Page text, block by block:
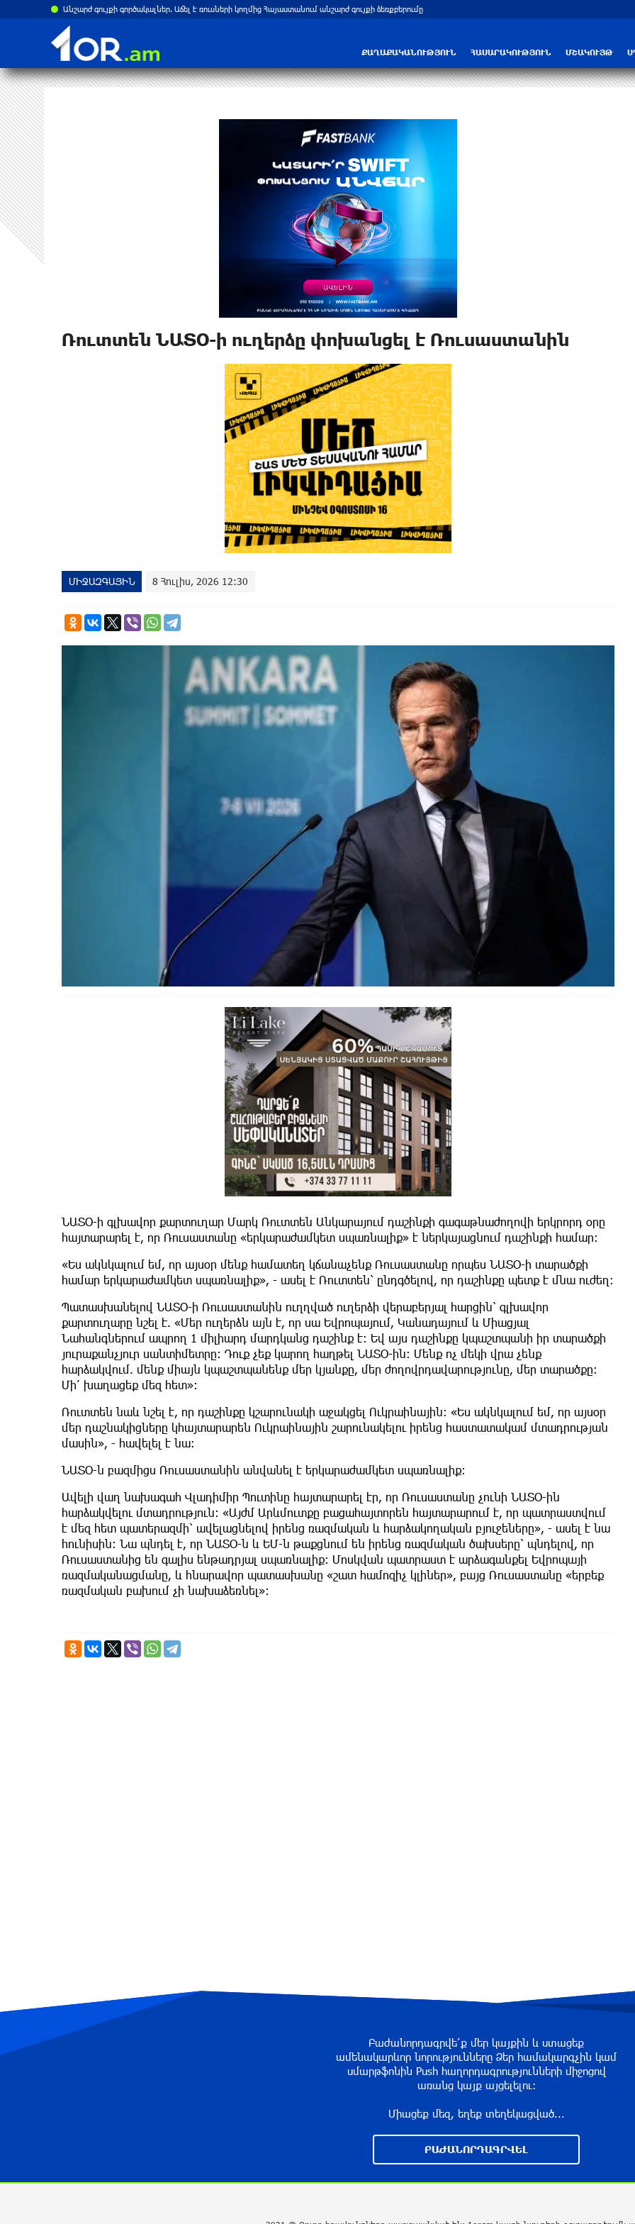
Անշարժ գույքի գործակալներ. Աճել է ռուսների կողմից Հայաստանում անշարժ գույքի ձեռքբերումը
ՔԱՂԱՔԱԿԱՆՈՒԹՅՈՒՆ ՀԱՍԱՐԱԿՈՒԹՅՈՒՆ ՄՇԱԿՈՒՅԹ
Ռուտտեն ՆԱՏՕ-ի ուղերձը փոխանցել է Ռուսաստանին
ՄԻՋԱԶԳԱՅԻՆ 8 Հուլիս, 2026 12:30
ՆԱՏՕ-ի գլխավոր քարտուղար Մարկ Ռուտտեն Անկարայում դաշինքի գագաթնաժողովի երկրորդ օրը
հայտարարել է, որ Ռուսաստանը «երկարաժամկետ սպառնալիք» է ներկայացնում դաշինքի համար:
«Ես ակնկալում եմ, որ այսօր մենք համատեղ կճանաչենք Ռուսաստանը որպես ՆԱՏՕ-ի տարածքի
համար երկարաժամկետ սպառնալիք», - ասել է Ռուտտեն՝ ընդգծելով, որ դաշինքը պետք է մնա ուժեղ:
Պատասխանելով ՆԱՏՕ-ի Ռուսաստանին ուղղված ուղերձի վերաբերյալ հարցին՝ գլխավոր
քարտուղարը նշել է. «Մեր ուղերձն այն է, որ սա Եվրոպայում, Կանադայում և Միացյալ
Նահանգներում ապրող 1 միլիարդ մարդկանց դաշինք է: Եվ այս դաշինքը կպաշտպանի իր տարածքի
յուրաքանչյուր սանտիմետրը: Դուք չեք կարող հաղթել ՆԱՏՕ-ին: Մենք ոչ մեկի վրա չենք
հարձակվում. մենք միայն կպաշտպանենք մեր կյանքը, մեր ժողովրդավարությունը, մեր տարածքը:
Մի՛ խաղացեք մեզ հետ»:
Ռուտտեն նաև նշել է, որ դաշինքը կշարունակի աջակցել Ուկրաինային: «Ես ակնկալում եմ, որ այսօր
մեր դաշնակիցները կհայտարարեն Ուկրաինային շարունակելու իրենց հաստատակամ մտադրության
մասին», - հավելել է նա:
ՆԱՏՕ-ն բազմիցս Ռուսաստանին անվանել է երկարաժամկետ սպառնալիք:
Ավելի վաղ նախագահ Վլադիմիր Պուտինը հայտարարել էր, որ Ռուսաստանը չունի ՆԱՏՕ-ին
հարձակվելու մտադրություն: «Այժմ Արևմուտքը բացահայտորեն հայտարարում է, որ պատրաստվում
է մեզ հետ պատերազմի՝ ավելացնելով իրենց ռազմական և հարձակողական բյուջեները», - ասել է նա
հունիսին։ Նա պնդել է, որ ՆԱՏՕ-ն և ԵՄ-ն թաքցնում են իրենց ռազմական ծախսերը՝ պնդելով, որ
Ռուսաստանից են գալիս ենթադրյալ սպառնալիք։ Մոսկվան պատրաստ է արձագանքել Եվրոպայի
ռազմականացմանը, և հնարավոր պատասխանը «շատ համոզիչ կլիներ», բայց Ռուսաստանը «երբեք
ռազմական բախում չի նախաձեռնել»։
Բաժանորդագրվե՛ք մեր կայքին և ստացեք
ամենակարևոր նորությունները Ձեր համակարգչին կամ
սմարթֆոնին Push հաղորդագրությունների միջոցով
առանց կայք այցելելու։
Միացեք մեզ, եղեք տեղեկացված...
ԲԱԺԱՆՈՐԴԱԳՐՎԵԼ